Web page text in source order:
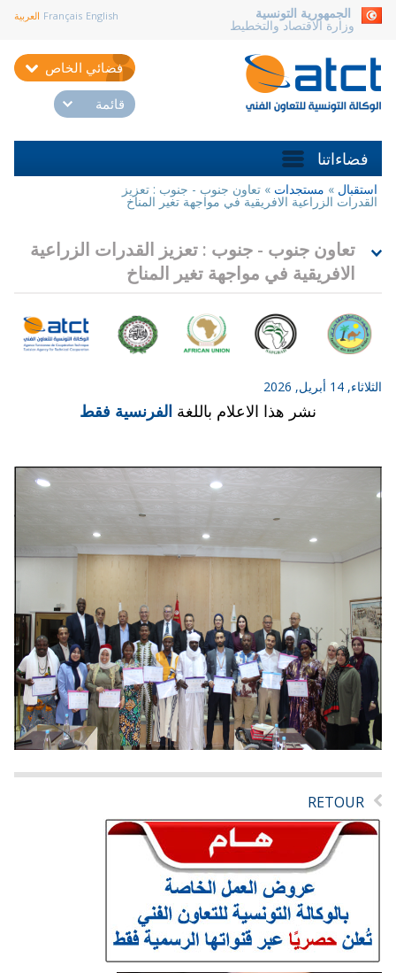
الجمهورية التونسية
وزارة الاقتصاد والتخطيط
Français English العربية
فضائي الخاص
قائمة
فضاءاتنا
أنت
هنا
استقبال » مستجدات » تعاون جنوب - جنوب : تعزيز
القدرات الزراعية الافريقية في مواجهة تغير المناخ
تعاون جنوب - جنوب : تعزيز القدرات الزراعية
الافريقية في مواجهة تغير المناخ
الثلاثاء, 14 أبريل, 2026
نشر هذا الاعلام باللغة الفرنسية فقط
RETOUR